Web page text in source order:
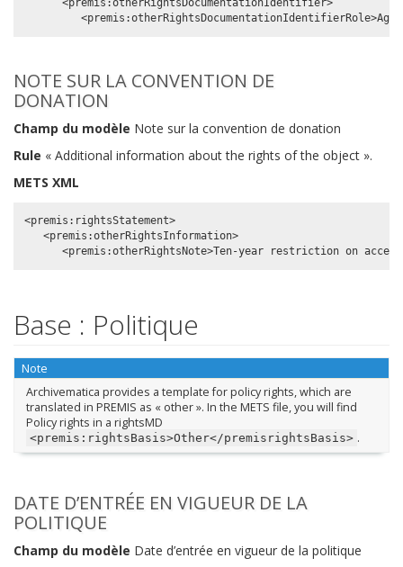
      <premis:otherRightsDocumentationIdentifier>
NOTE SUR LA CONVENTION DE
DONATION
Champ du modèle Note sur la convention de donation
Rule « Additional information about the rights of the object ».
METS XML
<premis:rightsStatement>
   <premis:otherRightsInformation>
Base : Politique
Note
Archivematica provides a template for policy rights, which are
translated in PREMIS as « other ». In the METS file, you will find
Policy rights in a rightsMD
<premis:rightsBasis>Other</premisrightsBasis> .
DATE D’ENTRÉE EN VIGUEUR DE LA
POLITIQUE
Champ du modèle Date d’entrée en vigueur de la politique